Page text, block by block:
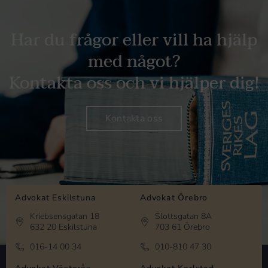
Har du frågor eller vill ha hjälp
med något?
Kontakta oss och vi hjälper dig!
Kontakta oss
Advokat Eskilstuna
Kriebsensgatan 18
632 20 Eskilstuna
016-14 00 34
Advokat Örebro
Slottsgatan 8A
703 61 Örebro
010-810 47 30